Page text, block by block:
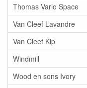
Thomas Vario Space
Van Cleef Lavandre
Van Cleef Kip
Windmill
Wood en sons Ivory